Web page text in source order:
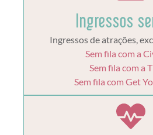
Ingressos
Ingressos de atrações,
Sem fila com a
Sem fila com a
Sem fila com Get